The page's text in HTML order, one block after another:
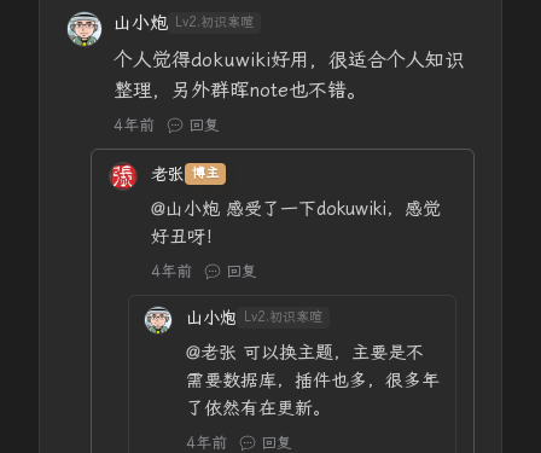
山小炮 Lv2.初识寒暄
个人觉得dokuwiki好用，很适合个人知识
整理，另外群晖note也不错。
4年前 回复
老张 博主
@山小炮 感受了一下dokuwiki，感觉
好丑呀！
4年前 回复
山小炮 Lv2.初识寒暄
@老张 可以换主题，主要是不
需要数据库，插件也多，很多年
了依然有在更新。
4年前 回复